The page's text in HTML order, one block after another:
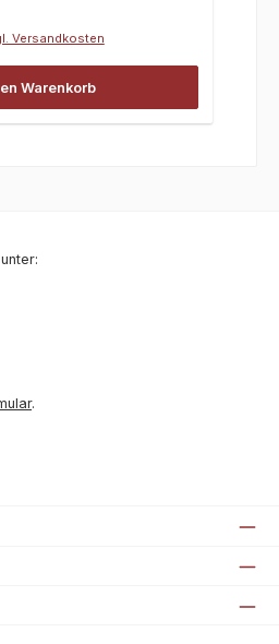
Versandkosten
Warenkorb
.